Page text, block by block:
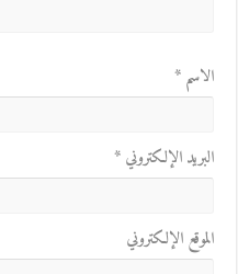
الاسم*
البريد الإلكتروني*
الموقع الإلكتروني